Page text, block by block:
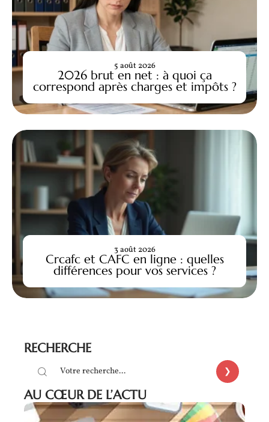
2026 brut en net : à quoi ça
correspond après charges et impôts ?
5 août 2026
Crcafc et CAFC en ligne : quelles
différences pour vos services ?
3 août 2026
RECHERCHE
AU CŒUR DE L’ACTU